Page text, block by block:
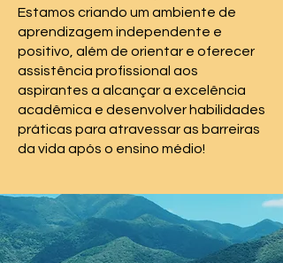
Estamos criando um ambiente de
aprendizagem independente e
positivo, além de orientar e oferecer
assistência profissional aos
aspirantes a alcançar a excelência
acadêmica e desenvolver habilidades
práticas para atravessar as barreiras
da vida após o ensino médio!